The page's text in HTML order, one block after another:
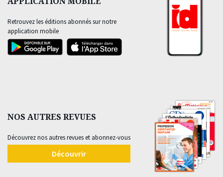
Retrouvez les éditions abonnés sur notre
application mobile
NOS AUTRES REVUES
Découvrez nos autres revues et abonnez-vous
Découvrir